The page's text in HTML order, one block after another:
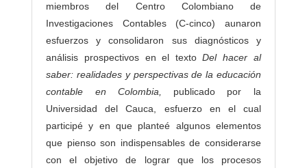
miembros del Centro Colombiano de
Investigaciones Contables (C-cinco) aunaron
esfuerzos y consolidaron sus diagnósticos y
análisis prospectivos en el textoDel hacer al
saber: realidades y perspectivas de la educación
contable en Colombia, publicado por la
Universidad del Cauca, esfuerzo en el cual
participé y en que planteé algunos elementos
que pienso son indispensables de considerarse
con el objetivo de lograr que los procesos